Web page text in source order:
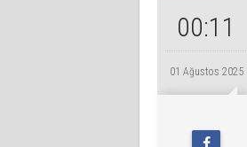
00:11
01 Ağustos 2025